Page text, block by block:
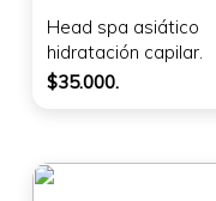
Head spa asiático
hidratación capilar.
$35.000.